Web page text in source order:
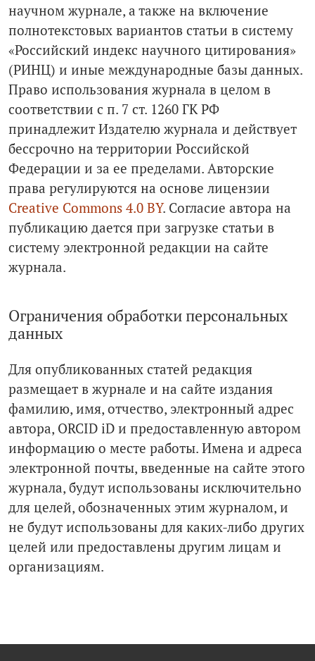
научном журнале, а также на включение
полнотекстовых вариантов статьи в систему
«Российский индекс научного цитирования»
(РИНЦ) и иные международные базы данных.
Право использования журнала в целом в
соответствии с п. 7 ст. 1260 ГК РФ
принадлежит Издателю журнала и действует
бессрочно на территории Российской
Федерации и за ее пределами. Авторские
права регулируются на основе лицензии
Creative Commons 4.0 BY. Cогласие автора на
публикацию дается при загрузке статьи в
систему электронной редакции на сайте
журнала.
Ограничения обработки персональных
данных
Для опубликованных статей редакция
размещает в журнале и на сайте издания
фамилию, имя, отчество, электронный адрес
автора, ORCID iD и предоставленную автором
информацию о месте работы. Имена и адреса
электронной почты, введенные на сайте этого
журнала, будут использованы исключительно
для целей, обозначенных этим журналом, и
не будут использованы для каких-либо других
целей или предоставлены другим лицам и
организациям.